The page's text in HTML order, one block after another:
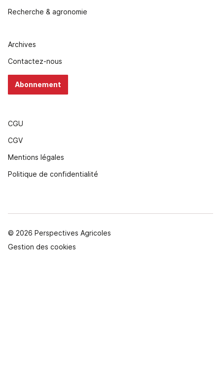
Recherche & agronomie
Archives
Contactez-nous
Abonnement
CGU
CGV
Mentions légales
Politique de confidentialité
© 2026 Perspectives Agricoles
Gestion des cookies